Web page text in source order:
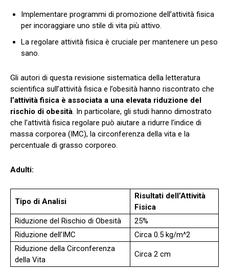
Implementare programmi di promozione dell’attività fisica
per incoraggiare uno stile di vita più attivo.
La regolare attività fisica è cruciale per mantenere un peso
sano.
Gli autori di questa revisione sistematica della letteratura
scientifica sull’attività fisica e l’obesità hanno riscontrato che
l’attività fisica è associata a una elevata riduzione del
rischio di obesità. In particolare, gli studi hanno dimostrato
che l’attività fisica regolare può aiutare a ridurre l’indice di
massa corporea (IMC), la circonferenza della vita e la
percentuale di grasso corporeo.
Adulti:
Tipo di Analisi
Risultati dell’Attività
Fisica
Riduzione del Rischio di Obesità
25%
Riduzione dell’IMC
Circa 0.5 kg/m^2
Riduzione della Circonferenza
della Vita
Circa 2 cm